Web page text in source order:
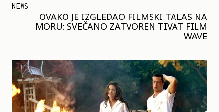
NEWS
OVAKO JE IZGLEDAO FILMSKI TALAS NA
MORU: SVEČANO ZATVOREN TIVAT FILM
WAVE